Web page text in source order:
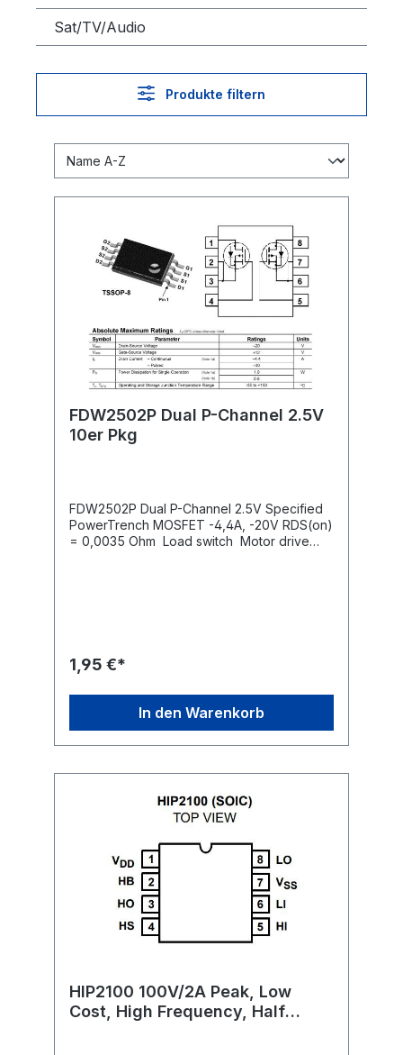
Sat/TV/Audio
Produkte filtern
FDW2502P Dual P-Channel 2.5V
10er Pkg
FDW2502P Dual P-Channel 2.5V Specified
PowerTrench MOSFET -4,4A, -20V RDS(on)
= 0,0035 Ohm Load switch Motor drive
1,95 €*
In den Warenkorb
HIP2100 100V/2A Peak, Low
Cost, High Frequency, Half